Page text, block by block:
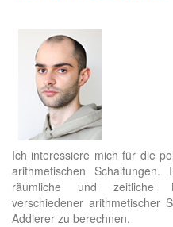
Ich interessiere mich für die
arithmetischen
räumliche und zeitliche
verschiedener arithmetischer
Addierer zu berechnen.